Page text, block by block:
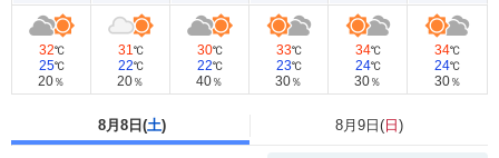
32℃
25℃
20％
31℃
22℃
20％
30℃
22℃
40％
33℃
23℃
30％
34℃
24℃
30％
34℃
24℃
30％
8月8日(土) 8月9日(日 )